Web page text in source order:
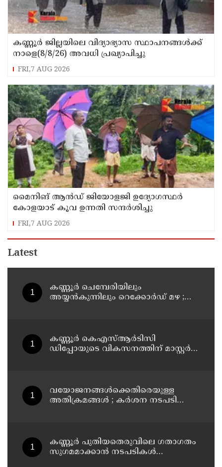
കണ്ണൂർ ജില്ലയിലെ വിദ്യാഭ്യാസ സ്ഥാപനങ്ങള്‍ക്ക്
നാളെ(8/8/26) അവധി പ്രഖ്യാപിച്ചു
FRI,7 AUG 2026
മൈനിങ് ആൻഡ്​ ജിയോളജി ഉദ്യോഗസ്ഥർ
കോളയാട് കൂവ ഉന്നതി സന്ദർശിച്ചു
FRI,7 AUG 2026
Latest
കണ്ണൂർ ചെമ്പേരിയിലും
അയ്യൻകുന്നിലും റെക്കോർഡ് മഴ ;
കണ്ണൂർ കെഎസ്ആർടിസി
ഡിപ്പോയുടെ വികസനത്തിന് മാസ്റ്റർ
വയോജനങ്ങൾക്കെതിരെയുള്ള
അതിക്രമങ്ങൾ ; കർശന നടപടി
കണ്ണൂർ പുതിയതെരുവിലെ ഗതാഗതം
സുഗമമാക്കാന്‍ നടപടികള്‍